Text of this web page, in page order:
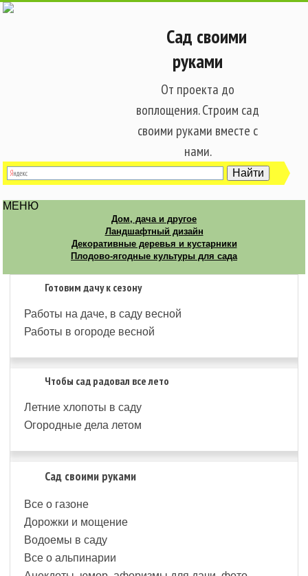
Сад своими
руками
От проекта до
воплощения. Строим сад
своими руками вместе с
нами.
МЕНЮ
Дом, дача и другое
Ландшафтный дизайн
Декоративные деревья и кустарники
Плодово-ягодные культуры для сада
Готовим дачу к сезону
Работы на даче, в саду весной
Работы в огороде весной
Чтобы сад радовал все лето
Летние хлопоты в саду
Огородные дела летом
Сад своими руками
Все о газоне
Дорожки и мощение
Водоемы в саду
Все о альпинарии